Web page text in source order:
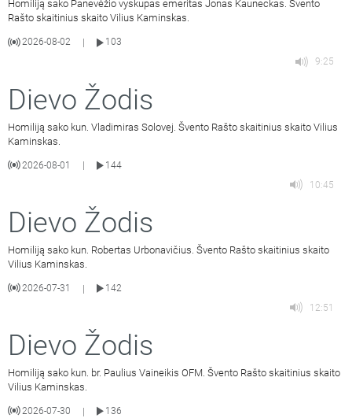
Homiliją sako Panevėžio vyskupas emeritas Jonas Kauneckas. Švento
Rašto skaitinius skaito Vilius Kaminskas.
2026-08-02
103
9:25
Dievo Žodis
Homiliją sako kun. Vladimiras Solovej. Švento Rašto skaitinius skaito Vilius
Kaminskas.
2026-08-01
144
10:45
Dievo Žodis
Homiliją sako kun. Robertas Urbonavičius. Švento Rašto skaitinius skaito
Vilius Kaminskas.
2026-07-31 |
142
12:51
Dievo Žodis
Homiliją sako kun. br. Paulius Vaineikis OFM. Švento Rašto skaitinius skaito
Vilius Kaminskas.
2026-07-30 |
136